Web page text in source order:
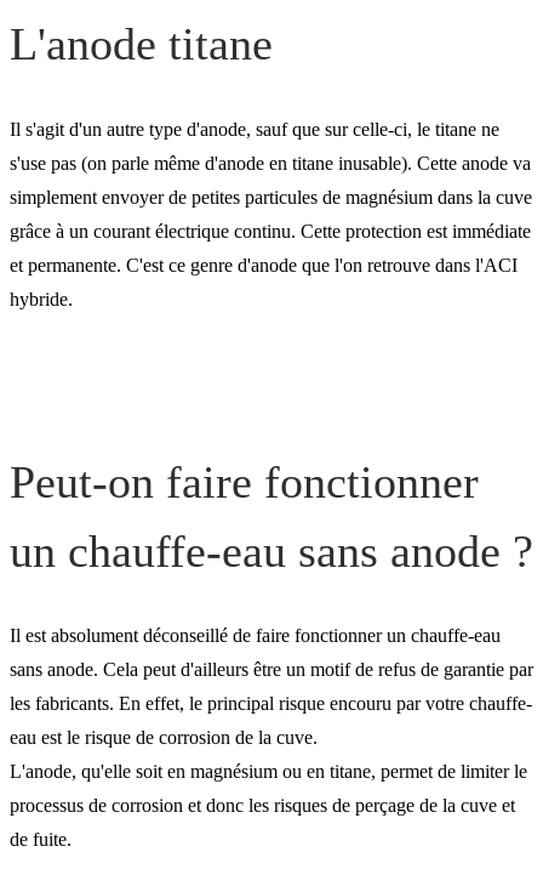
L'anode titane
Il s'agit d'un autre type d'anode, sauf que sur celle-ci, le titane ne
s'use pas (on parle même d'anode en titane inusable). Cette anode va
simplement envoyer de petites particules de magnésium dans la cuve
grâce à un courant électrique continu. Cette protection est immédiate
et permanente. C'est ce genre d'anode que l'on retrouve dans l'ACI
hybride.
Peut-on faire fonctionner
un chauffe-eau sans anode ?
Il est absolument déconseillé de faire fonctionner un chauffe-eau
sans anode. Cela peut d'ailleurs être un motif de refus de garantie par
les fabricants. En effet, le principal risque encouru par votre chauffe-
eau est le risque de corrosion de la cuve.
L'anode, qu'elle soit en magnésium ou en titane, permet de limiter le
processus de corrosion et donc les risques de perçage de la cuve et
de fuite.